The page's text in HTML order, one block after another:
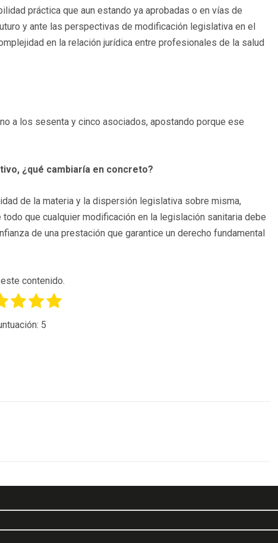
práctica que aun estando ya aprobadas o en vías de
y ante las perspectivas de modificación legislativa en el
en la relación jurídica entre profesionales de la salud
a los sesenta y cinco asociados, apostando porque ese
¿qué cambiaría en concreto?
de la materia y la dispersión legislativa sobre misma,
que cualquier modificación en la legislación sanitaria debe
de una prestación que garantice un derecho fundamental
contenido.
5